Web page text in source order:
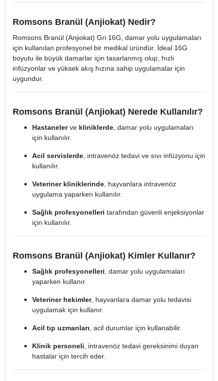
Romsons Branül (Anjiokat) Nedir?
Romsons Branül (Anjiokat) Gri 16G, damar yolu uygulamaları
için kullanılan profesyonel bir medikal üründür. İdeal 16G
boyutu ile büyük damarlar için tasarlanmış olup, hızlı
infüzyonlar ve yüksek akış hızına sahip uygulamalar için
uygundur.
Romsons Branül (Anjiokat) Nerede Kullanılır?
Hastanelerve kliniklerde, damar yolu uygulamaları
için kullanılır.
Acil servislerde, intravenöz tedavi ve sıvı infüzyonu için
kullanılır.
Veteriner kliniklerinde, hayvanlara intravenöz
uygulama yaparken kullanılır.
Sağlık profesyonelleri tarafından güvenli enjeksiyonlar
için kullanılır.
Romsons Branül (Anjiokat) Kimler Kullanır?
Sağlık profesyonelleri, damar yolu uygulamaları
yaparken kullanır.
Veteriner hekimler, hayvanlara damar yolu tedavisi
uygulamak için kullanır.
Acil tıp uzmanları, acil durumlar için kullanabilir.
Klinik personeli, intravenöz tedavi gereksinimi duyan
hastalar için tercih eder.